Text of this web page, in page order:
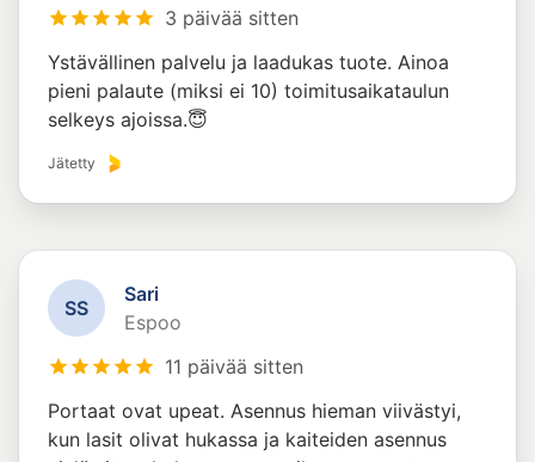
3 päivää sitten
Ystävällinen palvelu ja laadukas tuote. Ainoa
pieni palaute (miksi ei 10) toimitusaikataulun
selkeys ajoissa.😇
Jätetty
SS
Sari
Espoo
11 päivää sitten
Portaat ovat upeat. Asennus hieman viivästyi,
kun lasit olivat hukassa ja kaiteiden asennus